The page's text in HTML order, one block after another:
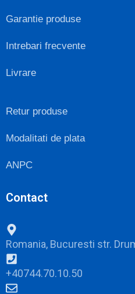
Garantie produse
Intrebari frecvente
Livrare
Retur produse
Modalitati de plata
ANPC
Contact
Romania, Bucuresti str.
+40744.70.10.50